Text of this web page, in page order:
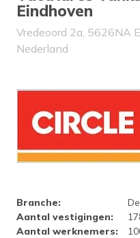
Eindhoven
Vredeoord 2a, 5626NA
Nederland
Branche:
Aantal vestigingen:
Aantal werknemers: